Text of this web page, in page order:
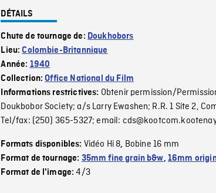
DÉTAILS
Chute de tournage de: Doukhobors
Lieu:Colombie-Britannique
Année: 1940
Collection:Office National du Film
Informations restrictives: Obtenir permission/
Doukbobor Society; a/s Larry Ewashen; R.R. 1 Site 2,
Tel/fax: (250) 365-5327; email:
Formats disponibles: Vidéo Hi 8, Bobine 16 mm
Format de tournage: 35mm fine grain b&w, 16mm
Format de l'image:4/3